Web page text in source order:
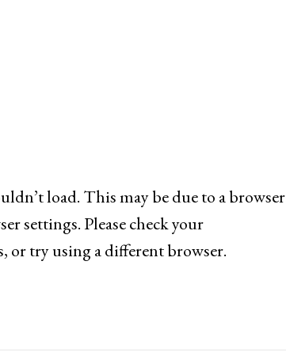
load. This may be due to a browser
settings. Please check your
or try using a different browser.